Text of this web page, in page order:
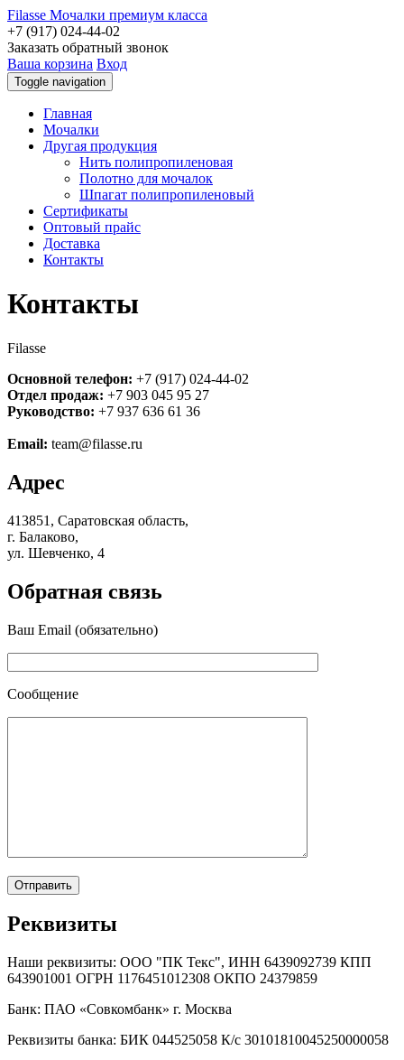
Filasse Мочалки премиум класса
+7 (917) 024-44-02
Заказать обратный звонок
Ваша корзина Вход
Toggle navigation
Главная
Мочалки
Другая продукция
Нить полипропиленовая
Полотно для мочалок
Шпагат полипропиленовый
Сертификаты
Оптовый прайс
Доставка
Контакты
Контакты
Filasse
Основной телефон: +7 (917) 024-44-02
Отдел продаж: +7 903 045 95 27
Руководство: +7 937 636 61 36
Email: team@filasse.ru
Адрес
413851 , Саратовская область,
г. Балаково,
ул. Шевченко, 4
Обратная связь
Ваш Email (обязательно)
Сообщение
Реквизиты
Наши реквизиты: ООО "ПК Текс", ИНН 6439092739 КПП
643901001 ОГРН 1176451012308 ОКПО 24379859
Банк: ПАО «Совкомбанк» г. Москва
Реквизиты банка: БИК 044525058 К/с 30101810045250000058